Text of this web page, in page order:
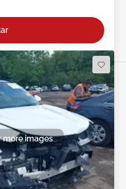
more images